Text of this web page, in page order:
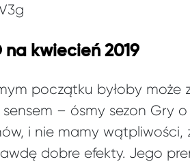
kwiecień 2019
początku byłoby może
– ósmy sezon Gry
i nie mamy wątpliwości,
dobre efekty. Jego